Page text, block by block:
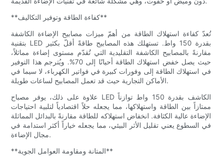
**كفاءة الطاقة وتوفير التكاليف**
تُعدّ كفاءة استهلاك الطاقة من أهمّ ميزات مصابيح الإضاءة الكاشفة
بتقنية LED بقدرة 150 واط. تستهلك هذه المصابيح طاقةً أقلّ بكثير
مقارنةً بالمصابيح الكاشفة التقليدية التي تُقدّم مستوى إضاءة مماثلاً،
حيث يصل خفض استهلاك الطاقة أحيانًا إلى 70%. ويُترجم هذا التوفير
في استهلاك الطاقة إلى وفورات كبيرة في فواتير الكهرباء، لا سيما في
الأماكن التجارية حيث قد تعمل المصابيح لساعات طويلة.
علاوة على ذلك، يوفر مصباح LED الكاشف بقدرة 150 واط توازناً
ممتازاً بين الطاقة واستهلاكها، مما يجعله حلاً اقتصادياً لتلبية احتياجات
الإضاءة عالية الكثافة. انخفاض استهلاكه للطاقة مقارنةً بالبدائل المماثلة
في السطوع يعني تقليل الأثر البيئي، مما يجعله خياراً أكثر استدامة في
مجال الإضاءة.
**المتانة ومقاومة العوامل الجوية**